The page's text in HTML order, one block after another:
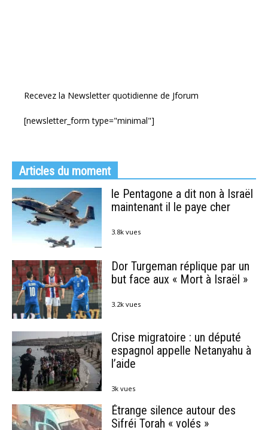
Recevez la Newsletter quotidienne de Jforum
[newsletter_form type="minimal"]
Articles du moment
le Pentagone a dit non à Israël
maintenant il le paye cher
3.8k vues
Dor Turgeman réplique par un
but face aux « Mort à Israël »
3.2k vues
Crise migratoire : un député
espagnol appelle Netanyahu à
l’aide
3k vues
Étrange silence autour des
Sifréi Torah « volés »